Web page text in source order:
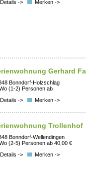
Details ->
Merken ->
Gerhard
Bonndorf-Holzschlag
(1-2) Personen ab
Details ->
Merken ->
Trollenhof
Bonndorf-Wellendingen
(2-5) Personen ab 40,00 €
Details ->
Merken ->